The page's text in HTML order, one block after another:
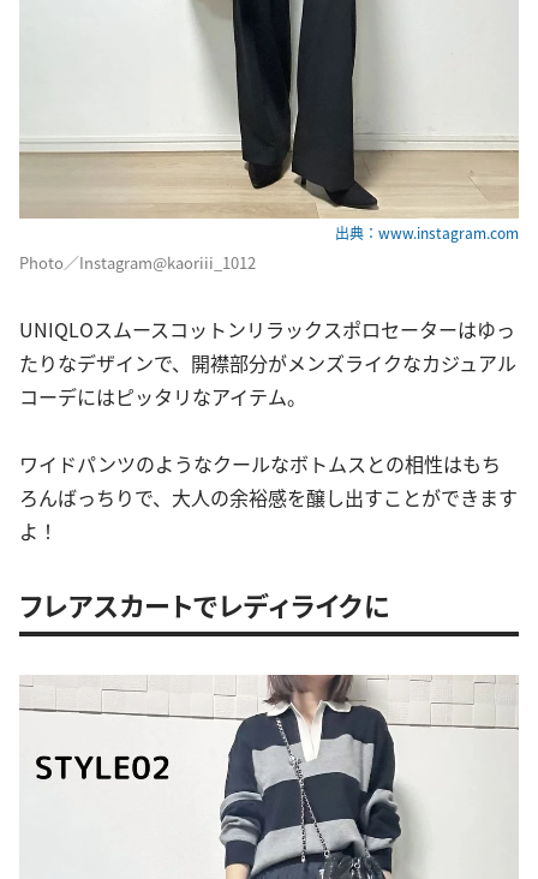
出典：www.instagram.com
Photo／Instagram@kaoriii_1012
UNIQLOスムースコットンリラックスポロセーターはゆっ
たりなデザインで、開襟部分がメンズライクなカジュアル
コーデにはピッタリなアイテム。
ワイドパンツのようなクールなボトムスとの相性はもち
ろんばっちりで、大人の余裕感を醸し出すことができます
よ！
フレアスカートでレディライクに